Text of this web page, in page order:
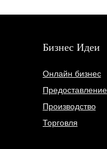
Бизнес Идеи
Онлайн бизнес
Производство
Торговля